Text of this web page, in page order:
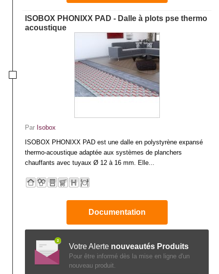
ISOBOX PHONIXX PAD - Dalle à plots pse thermo
acoustique
Par Isobox
ISOBOX PHONIXX PAD est une dalle en polystyrène expansé
thermo-acoustique adaptée aux systèmes de planchers
chauffants avec tuyaux Ø 12 à 16 mm. Elle...
Documentation
Votre Alerte nouveautés Produits
Pour être informé dès la mise en ligne d'un
nouveau produit.